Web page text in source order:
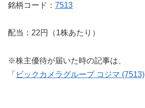
銘柄コード： 7513
配当：22円（1株あたり）
※株主優待が届いた時の記事は、
「 ビックカメラグループ コジマ (7513)